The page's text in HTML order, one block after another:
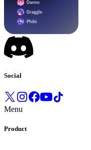
Social
Menu
Product